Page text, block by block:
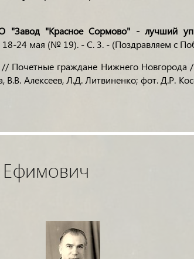
"Завод "Красное Сормово" - лучший
24 мая (№ 19). - С. 3. - (Поздравляем с
Почетные граждане Нижнего Новгорода /
В.В. Алексеев, Л.Д. Литвиненко; фот. Д.Р.